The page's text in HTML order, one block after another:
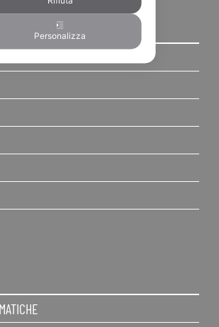
Personalizza